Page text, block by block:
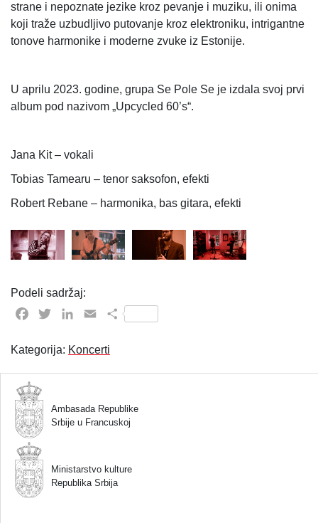
strane i nepoznate jezike kroz pevanje i muziku, ili onima
koji traže uzbudljivo putovanje kroz elektroniku, intrigantne
tonove harmonike i moderne zvuke iz Estonije.
U aprilu 2023. godine, grupa Se Pole Se je izdala svoj prvi
album pod nazivom „Upcycled 60’s“.
Jana Kit – vokali
Tobias Tamearu – tenor saksofon, efekti
Robert Rebane – harmonika, bas gitara, efekti
Podeli sadržaj:
Facebook
TwitterLinkedIn
EmailShare
Kategorija: Koncerti
Ambasada Republike
Srbije u Francuskoj
Ministarstvo kulture
Republika Srbija